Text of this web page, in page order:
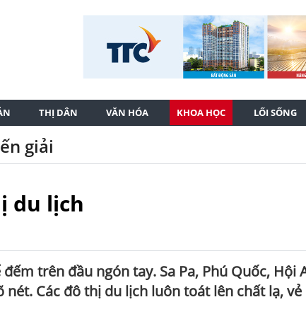
THỊ DÂN VĂN HÓA KHOA HỌC LỐI SỐNG
giải
du lịch
trên đầu ngón tay. Sa Pa, Phú Quốc, Hội
Các đô thị du lịch luôn toát lên chất lạ, vẻ